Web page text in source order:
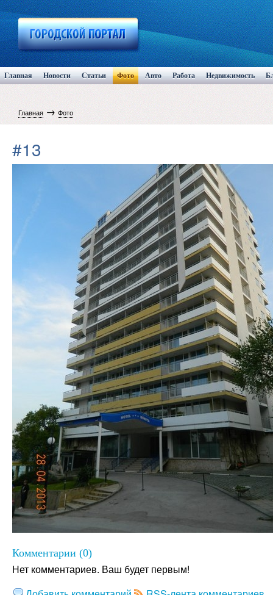
Главная Новости Статьи Фото Авто Работа Недвижимость
Главная→ Фото
#13
Комментарии (0)
Нет комментариев. Ваш будет первым!